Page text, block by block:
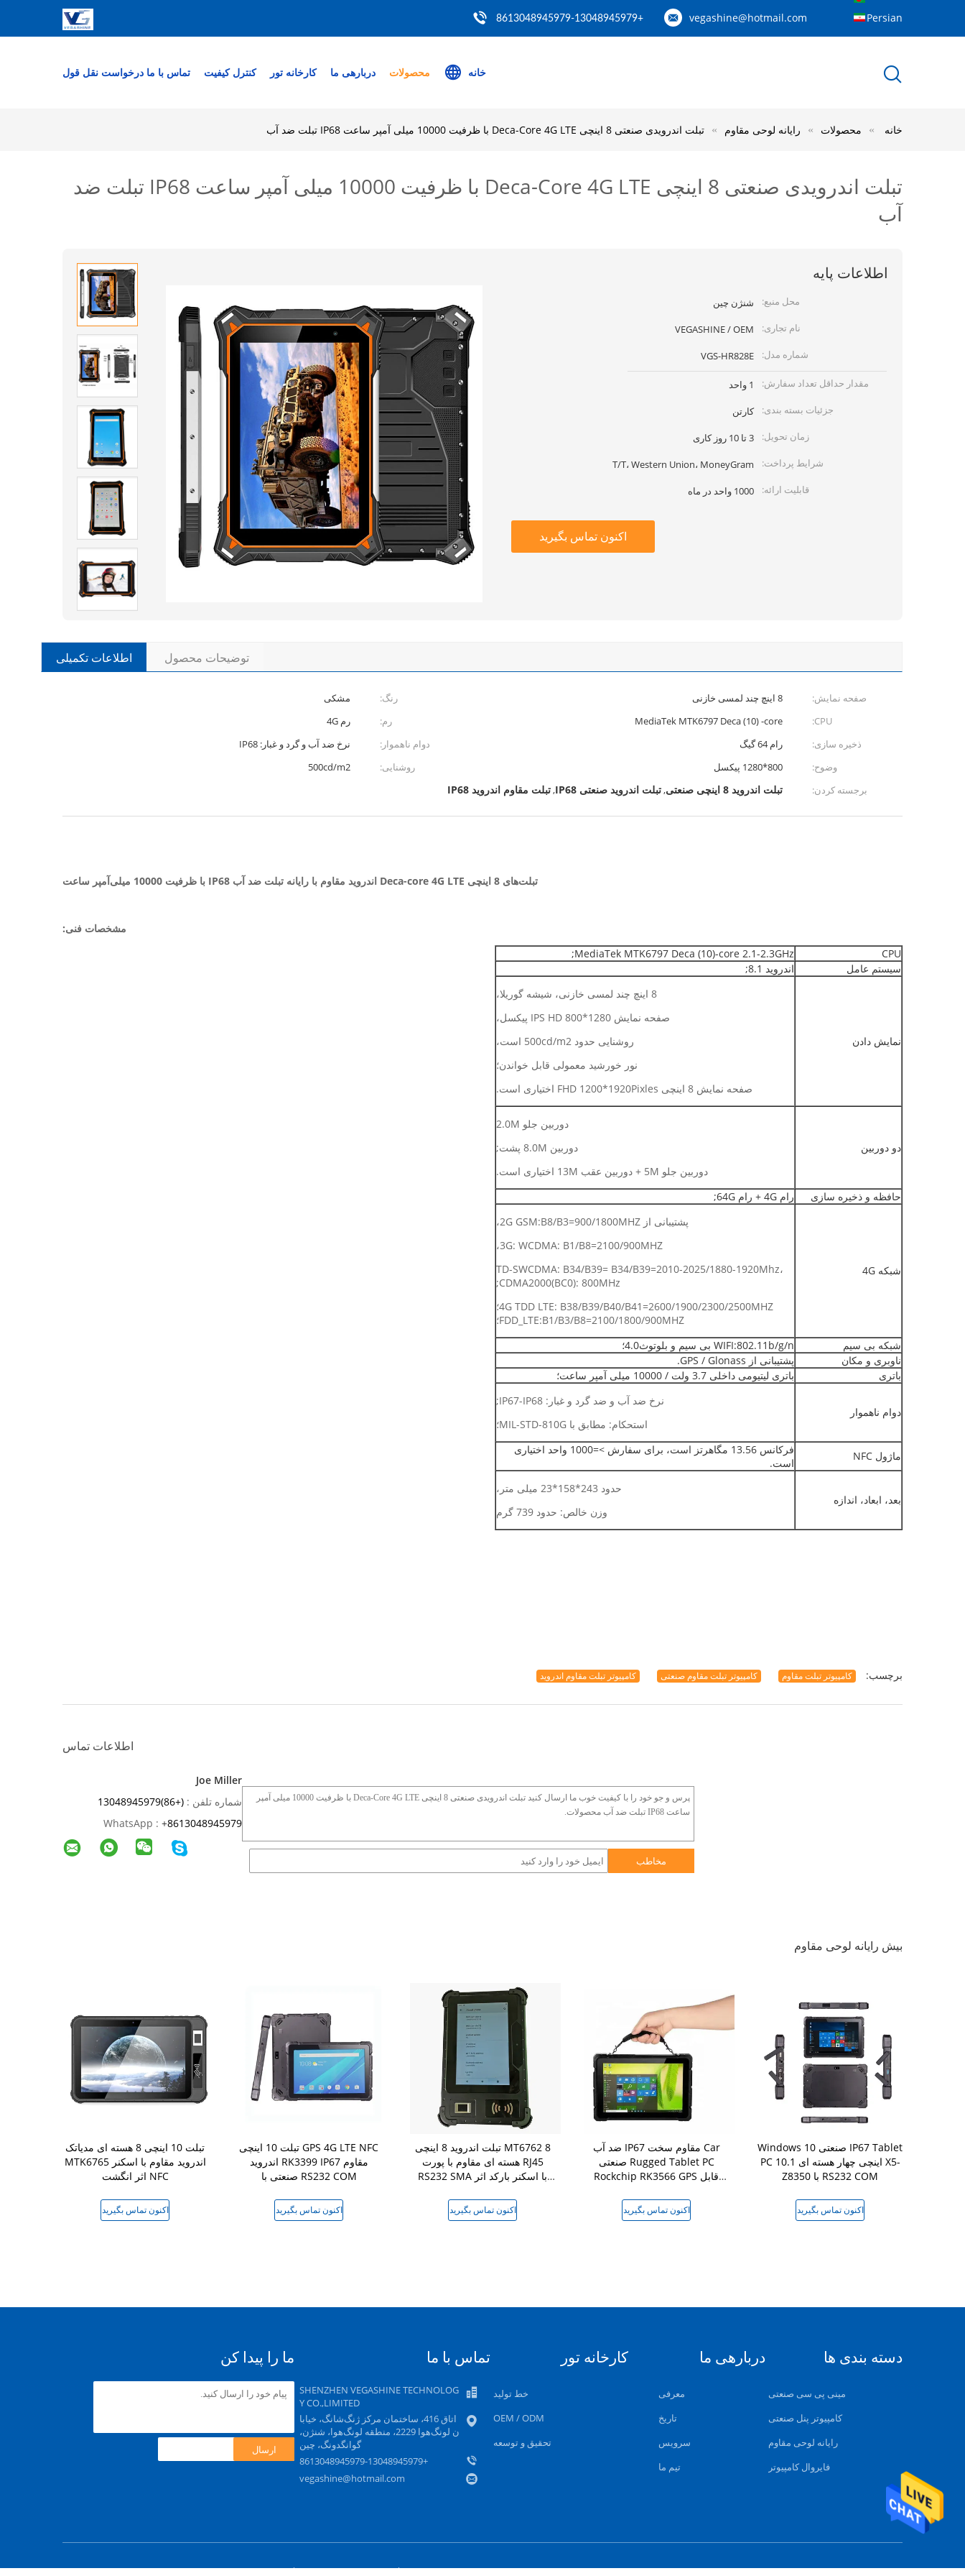
vegashine@hotmail.com
+8613048945979-13048945979 Persian
خانه محصولات دربارهی ما کارخانه تور کنترل کیفیت تماس با ما درخواست نقل قول
خانه محصولات رایانه لوحی مقاوم تبلت اندرویدی صنعتی 8 اینچی Deca-Core 4G LTE با ظرفیت 10000 میلی آمپر ساعت IP68 تبلت ضد آب
تبلت اندرویدی صنعتی 8 اینچی Deca-Core 4G LTE با ظرفیت 10000 میلی آمپر ساعت IP68 تبلت ضد
آب
اطلاعات پایه
محل منبع:
شنژن چین
نام تجاری:
VEGASHINE / OEM
شماره مدل:
VGS-HR828E
مقدار حداقل تعداد سفارش:
1 واحد
جزئیات بسته بندی:
کارتن
زمان تحویل:
3 تا 10 روز کاری
شرایط پرداخت:
T/T، Western Union، MoneyGram
قابلیت ارائه:
1000 واحد در ماه
اکنون تماس بگیرید
اطلاعات تکمیلی توضیحات محصول
صفحه نمایش: 8 اینچ چند لمسی خازنی رنگ:
مشکی
CPU:
MediaTek MTK6797 Deca (10) -core رم:
رم 4G
ذخیره سازی:
رام 64 گیگ دوام ناهموار:
نرخ ضد آب و گرد و غبار: IP68
وضوح:
800*1280 پیکسل روشنایی:
500cd/m2
برجسته کردن:
تبلت اندروید 8 اینچی صنعتی ,تبلت اندروید صنعتی IP68 ,تبلت مقاوم اندروید IP68
تبلت‌های 8 اینچی Deca-core 4G LTE اندروید مقاوم با رایانه تبلت ضد آب IP68 با ظرفیت 10000 میلی‌آمپر ساعت
مشخصات فنی:
CPU
MediaTek MTK6797 Deca (10)-core 2.1-2.3GHz;
سیستم عامل
اندروید 8.1;
نمایش دادن
8 اینچ چند لمسی خازنی، شیشه گوریلا،
صفحه نمایش IPS HD 800*1280 پیکسل،
روشنایی حدود 500cd/m2 است،
نور خورشید معمولی قابل خواندن؛
صفحه نمایش 8 اینچی FHD 1200*1920Pixles اختیاری است.
دو دوربین
دوربین جلو 2.0M
دوربین 8.0M پشت;
دوربین جلو 5M + دوربین عقب 13M اختیاری است.
حافظه و ذخیره سازی
رام 4G + رام 64G;
شبکه 4G
پشتیبانی از 2G GSM:B8/B3=900/1800MHZ،
3G: WCDMA: B1/B8=2100/900MHZ،
TD-SWCDMA: B34/B39= B34/B39=2010-2025/1880-1920Mhz،
CDMA2000(BC0): 800MHz;
4G TDD LTE: B38/B39/B40/B41=2600/1900/2300/2500MHZ؛
FDD_LTE:B1/B3/B8=2100/1800/900MHZ؛
شبکه بی سیم
WIFI:802.11b/g/n بی سیم و بلوتوث4.0؛
ناوبری و مکان
پشتیبانی از GPS / Glonass.
باتری
باتری لیتیومی داخلی 3.7 ولت / 10000 میلی آمپر ساعت؛
دوام ناهموار
نرخ ضد آب و ضد گرد و غبار: IP67-IP68;
استحکام: مطابق با MIL-STD-810G؛
ماژول NFC
فرکانس 13.56 مگاهرتز است، برای سفارش >=1000 واحد اختیاری
است.
بعد، ابعاد، اندازه
حدود 243*158*23 میلی متر،
وزن خالص: حدود 739 گرم
برچسب: کامپیوتر تبلت مقاوم کامپیوتر تبلت مقاوم صنعتی کامپیوتر تبلت مقاوم اندروید
اطلاعات تماس
Joe Miller
شماره تلفن : (+86)13048945979
WhatsApp : +8613048945979
مخاطب
بیش رایانه لوحی مقاوم
تبلت 10 اینچی 8 هسته ای مدیاتک
MTK6765 اندروید مقاوم با اسکنر
اثر انگشت NFC
اکنون تماس بگیرید
تبلت 10 اینچی GPS 4G LTE NFC
اندروید RK3399 IP67 مقاوم
صنعتی با RS232 COM
اکنون تماس بگیرید
تبلت اندروید 8 اینچی MT6762 8
هسته ای مقاوم با پورت RJ45
RS232 SMA با اسکنر بارکد اثر
اکنون تماس بگیرید
ضد آب IP67 مقاوم سخت Car
صنعتی Rugged Tablet PC
Rockchip RK3566 GPS قابل
اکنون تماس بگیرید
Windows 10 صنعتی IP67 Tablet
PC 10.1 اینچی چهار هسته ای X5-
Z8350 با RS232 COM
اکنون تماس بگیرید
دسته بندی ها
مینی پی سی صنعتی
کامپیوتر پنل صنعتی
رایانه لوحی مقاوم
فایروال کامپیوتر
دربارهی ما
معرفی
تاریخ
سرویس
تیم ما
کارخانه تور
خط تولید
OEM / ODM
تحقیق و توسعه
تماس با ما
SHENZHEN VEGASHINE TECHNOLOG
Y CO.,LIMITED
اتاق 416، ساختمان مرکز ژنگ‌شانگ، خیابا
ن لونگ‌هوا 2229، منطقه لونگ‌هوا، شنژن،
گوانگدونگ، چین
+8613048945979-13048945979
vegashine@hotmail.com
ما را پیدا کن
ارسال
نقشه سایت سیاست حفظ حریم خصوصی سایت موبایل